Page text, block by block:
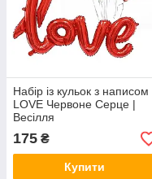
Набір із кульок з написом
LOVE Червоне Серце |
Весілля
175 ₴
Купити